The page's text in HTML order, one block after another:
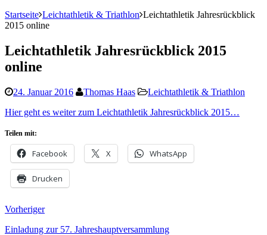
Startseite Leichtathletik & Triathlon Leichtathletik Jahresrückblick
2015 online
Leichtathletik Jahresrückblick 2015
online
24. Januar 2016 Thomas Haas
Leichtathletik & Triathlon
Hier geht es weiter zum Leichtathletik Jahresrückblick 2015…
Teilen mit:
Facebook X WhatsApp
Drucken
Vorheriger
Einladung zur 57. Jahreshauptversammlung